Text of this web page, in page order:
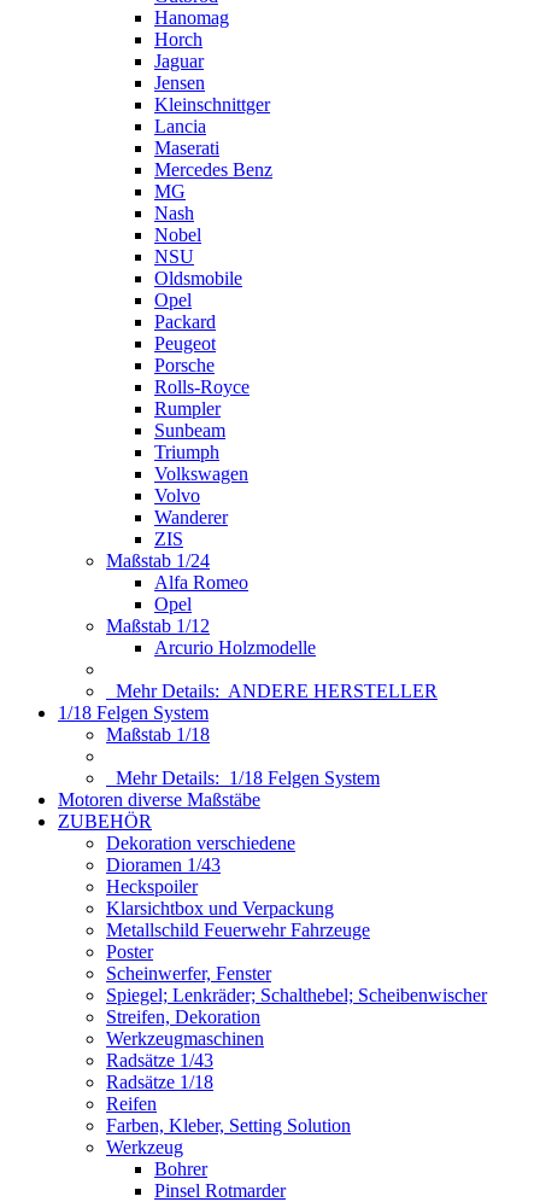
Hanomag
Horch
Jaguar
Jensen
Kleinschnittger
Lancia
Maserati
Mercedes Benz
MG
Nash
Nobel
NSU
Oldsmobile
Opel
Packard
Peugeot
Porsche
Rolls-Royce
Rumpler
Sunbeam
Triumph
Volkswagen
Volvo
Wanderer
ZIS
Maßstab 1/24
Alfa Romeo
Opel
Maßstab 1/12
Arcurio Holzmodelle
Mehr Details: ANDERE HERSTELLER
1/18 Felgen System
Maßstab 1/18
Mehr Details: 1/18 Felgen System
Motoren diverse Maßstäbe
ZUBEHÖR
Dekoration verschiedene
Dioramen 1/43
Heckspoiler
Klarsichtbox und Verpackung
Metallschild Feuerwehr Fahrzeuge
Poster
Scheinwerfer, Fenster
Spiegel; Lenkräder; Schalthebel; Scheibenwischer
Streifen, Dekoration
Werkzeugmaschinen
Radsätze 1/43
Radsätze 1/18
Reifen
Farben, Kleber, Setting Solution
Werkzeug
Bohrer
Pinsel Rotmarder